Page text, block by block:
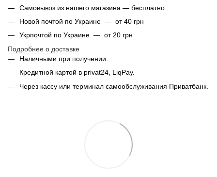
Самовывоз из нашего магазина — бесплатно.
Новой почтой по Украине — от 40 грн
Укрпочтой по Украине — от 20 грн
Подробнее о доставке
Наличными при получении.
Кредитной картой в privat24, LiqPay.
Через кассу или терминал самообслуживания Приватбанк.